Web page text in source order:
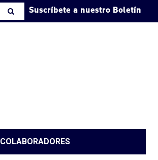
Suscríbete a nuestro Boletín
COLABORADORES